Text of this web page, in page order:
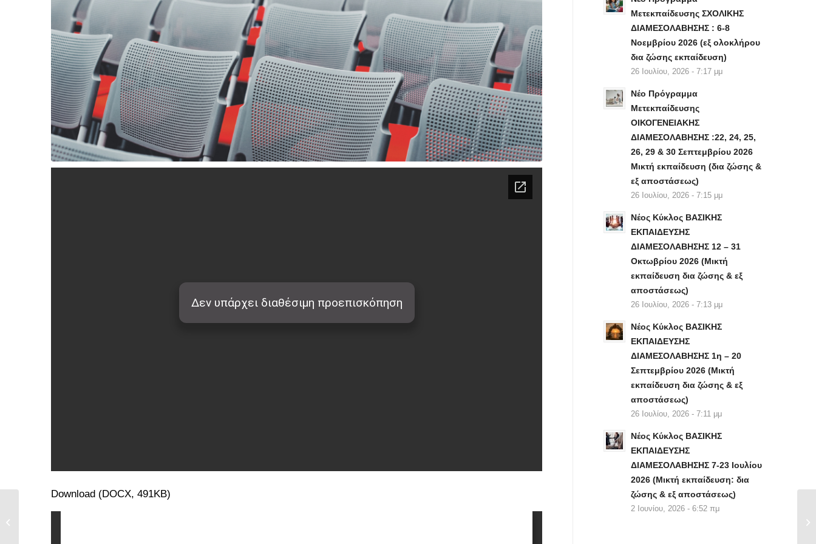
Download (DOCX, 491KB)
Μετεκπαίδευσης ΣΧΟΛΙΚΗΣ
ΔΙΑΜΕΣΟΛΑΒΗΣΗΣ : 6-8
Νοεμβρίου 2026 (εξ ολοκλήρου
δια ζώσης εκπαίδευση)
26 Ιουλίου, 2026 - 7:17 μμ
Νέο Πρόγραμμα
Μετεκπαίδευσης
ΟΙΚΟΓΕΝΕΙΑΚΗΣ
ΔΙΑΜΕΣΟΛΑΒΗΣΗΣ :22, 24, 25,
26, 29 & 30 Σεπτεμβρίου 2026
Μικτή εκπαίδευση (δια ζώσης &
εξ αποστάσεως)
26 Ιουλίου, 2026 - 7:15 μμ
Νέος Κύκλος ΒΑΣΙΚΗΣ
ΕΚΠΑΙΔΕΥΣΗΣ
ΔΙΑΜΕΣΟΛΑΒΗΣΗΣ 12 – 31
Οκτωβρίου 2026 (Μικτή
εκπαίδευση δια ζώσης & εξ
αποστάσεως)
26 Ιουλίου, 2026 - 7:13 μμ
Νέος Κύκλος ΒΑΣΙΚΗΣ
ΕΚΠΑΙΔΕΥΣΗΣ
ΔΙΑΜΕΣΟΛΑΒΗΣΗΣ 1η – 20
Σεπτεμβρίου 2026 (Μικτή
εκπαίδευση δια ζώσης & εξ
αποστάσεως)
26 Ιουλίου, 2026 - 7:11 μμ
Νέος Κύκλος ΒΑΣΙΚΗΣ
ΕΚΠΑΙΔΕΥΣΗΣ
ΔΙΑΜΕΣΟΛΑΒΗΣΗΣ 7-23 Ιουλίου
2026 (Μικτή εκπαίδευση: δια
ζώσης & εξ αποστάσεως)
2 Ιουνίου, 2026 - 6:52 πμ